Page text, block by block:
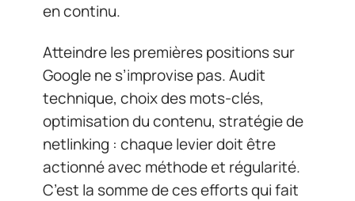
en continu.
Atteindre les premières positions sur
Google ne s’improvise pas. Audit
technique, choix des mots-clés,
optimisation du contenu, stratégie de
netlinking : chaque levier doit être
actionné avec méthode et régularité.
C’est la somme de ces efforts qui fait